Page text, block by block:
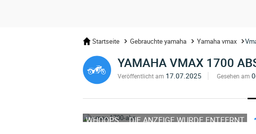
Startseite Gebrauchte yamaha Yamaha vmax
YAMAHA VMAX 1700
Veröffentlicht am 17.07.2025 Gesehen am
WHOOPS ... DIE ANZEIGE WURDE ENTFERNT